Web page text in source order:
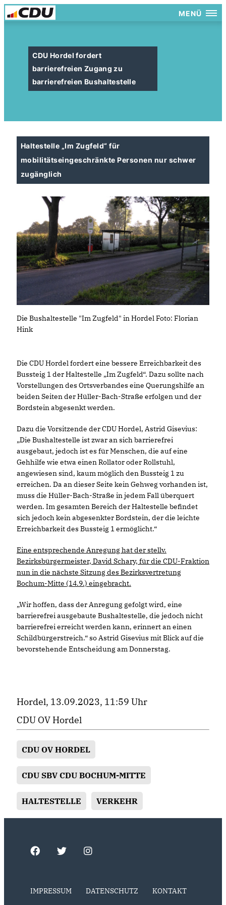
MENÜ
CDU Hordel fordert
barrierefreien Zugang zu
barrierefreien Bushaltestelle
Haltestelle „Im Zugfeld“ für
mobilitätseingeschränkte Personen nur schwer
zugänglich
Die Bushaltestelle "Im Zugfeld" in Hordel Foto: Florian
Hink
Die CDU Hordel fordert eine bessere Erreichbarkeit des
Bussteig 1 der Haltestelle „Im Zugfeld“. Dazu sollte nach
Vorstellungen des Ortsverbandes eine Querungshilfe an
beiden Seiten der Hüller-Bach-Straße erfolgen und der
Bordstein abgesenkt werden.
Dazu die Vorsitzende der CDU Hordel, Astrid Gisevius:
Die Bushaltestelle ist zwar an sich barrierefrei
ausgebaut, jedoch ist es für Menschen, die auf eine
Gehhilfe wie etwa einen Rollator oder Rollstuhl,
angewiesen sind, kaum möglich den Bussteig 1 zu
erreichen. Da an dieser Seite kein Gehweg vorhanden ist,
muss die Hüller-Bach-Straße in jedem Fall überquert
werden. Im gesamten Bereich der Haltestelle befindet
sich jedoch kein abgesenkter Bordstein, der die leichte
Erreichbarkeit des Bussteig 1 ermöglicht.“
Eine entsprechende Anregung hat der stellv.
Bezirksbürgermeister, David Schary, für die CDU-Fraktion
nun in die nächste Sitzung des Bezirksvertretung
Bochum-Mitte (14.9.) eingebracht.
Wir hoffen, dass der Anregung gefolgt wird, eine
barrierefrei ausgebaute Bushaltestelle, die jedoch nicht
barrierefrei erreicht werden kann, erinnert an einen
Schildbürgerstreich.“ so Astrid Gisevius mit Blick auf die
bevorstehende Entscheidung am Donnerstag.
Hordel, 13.09.2023, 11:59 Uhr
CDU OV Hordel
CDU OV HORDEL
CDU SBV CDU BOCHUM-MITTE
HALTESTELLE VERKEHR
IMPRESSUM DATENSCHUTZ KONTAKT